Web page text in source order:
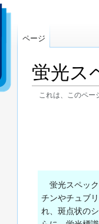
蛍光ス
これは、このペー
蛍光スペック
チンやチュブ
れ、斑点状の
ページ